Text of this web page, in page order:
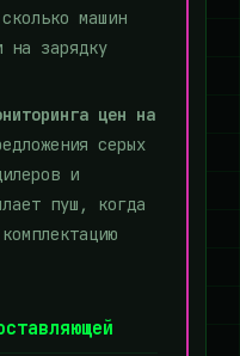
машин
на зарядку
цен на
серых
и
пуш, когда